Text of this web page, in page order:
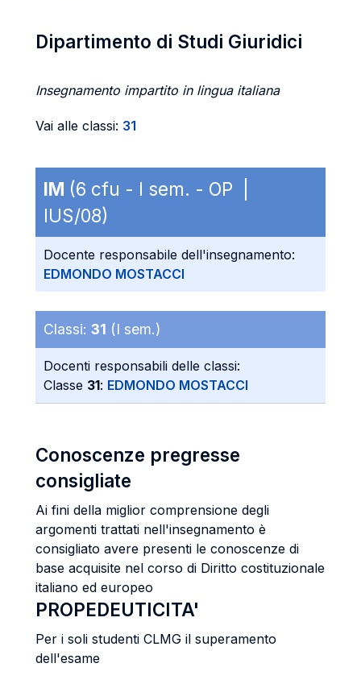
Dipartimento di Studi Giuridici
Insegnamento impartito in lingua italiana
Vai alle classi: 31
IM (6 cfu - I sem. - OP |
IUS/08)
Docente responsabile dell'insegnamento:
EDMONDO MOSTACCI
Classi: 31 (I sem.)
Docenti responsabili delle classi:
Classe 31: EDMONDO MOSTACCI
Conoscenze pregresse
consigliate
Ai fini della miglior comprensione degli
argomenti trattati nell'insegnamento è
consigliato avere presenti le conoscenze di
base acquisite nel corso di Diritto costituzionale
italiano ed europeo
PROPEDEUTICITA'
Per i soli studenti CLMG il superamento
dell'esame